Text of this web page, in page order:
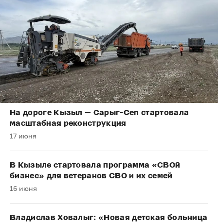
На дороге Кызыл — Сарыг-Сеп стартовала
масштабная реконструкция
17 июня
В Кызыле стартовала программа «СВОй
бизнес» для ветеранов СВО и их семей
16 июня
Владислав Ховалыг: «Новая детская больница